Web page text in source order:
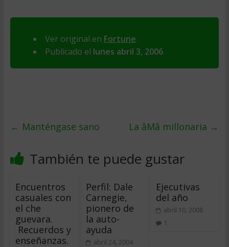
Ver original en Fortune
Publicado el lunes abril 3, 2006
← Manténgase sano La âMâ millonaria →
También te puede gustar
Encuentros
casuales con
el che
guevara.
Recuerdos y
enseñanzas.
Perfil: Dale
Carnegie,
pionero de
la auto-
ayuda
abril 24, 2004
Ejecutivas
del año
abril 10, 2008
1